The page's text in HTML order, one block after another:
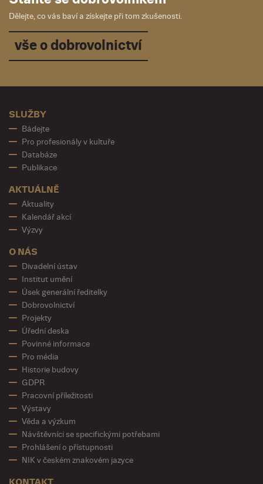
Dělejte, co vás baví a získejte při tom zkušenosti.
vše o dobrovolnictví
SLUŽBY
Bádejte
Pro profesionály v kultuře
Databáze
Publikace
AKTUÁLNĚ
Aktuality
Kalendář akcí
Výzvy
O NÁS
Divadelní ústav
Institut umění
Úsek generální ředitelky
Dobrovolnictví
Projekty
Úřední deska
Povinné informace
Pro média
Historie budovy
GDPR
Pracovní příležitosti
Výstavy
Věda a výzkum
Návštěvníci se specifickými potřebami
Prohlášení o přístupnosti
NIK v českém znakovém jazyce